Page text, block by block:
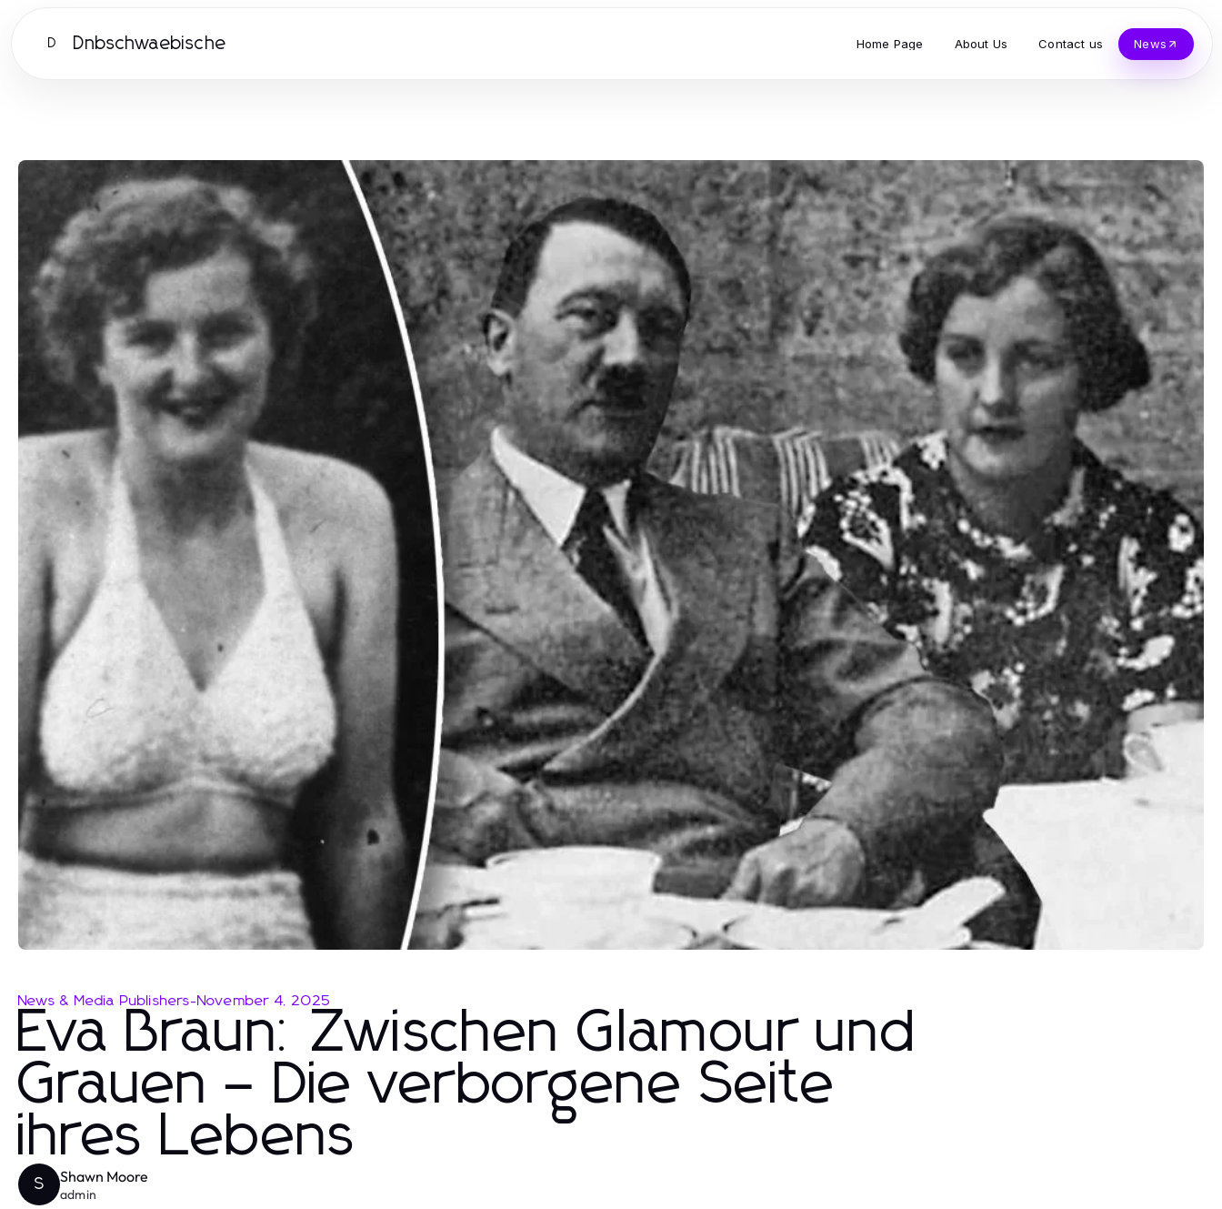
D Dnbschwaebische Home Page About Us Contact us News
News & Media Publishers-November 4, 2025
Eva Braun: Zwischen Glamour und
Grauen – Die verborgene Seite
ihres Lebens
S Shawn Moore
admin